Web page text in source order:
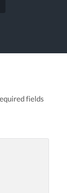
fields